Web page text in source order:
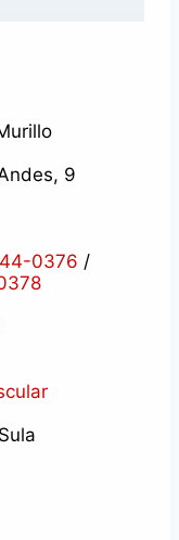
9
0376 /